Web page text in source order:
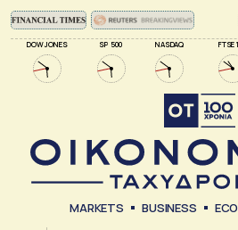
DOW JONES SP 500 NASDAQ FTSE
MARKETS BUSINESS